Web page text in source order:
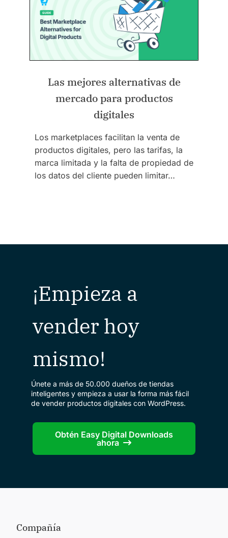
Las mejores alternativas de
mercado para productos
digitales
Los marketplaces facilitan la venta de
productos digitales, pero las tarifas, la
marca limitada y la falta de propiedad de
los datos del cliente pueden limitar…
¡Empieza a
vender hoy
mismo!
Únete a más de 50.000 dueños de tiendas
inteligentes y empieza a usar la forma más fácil
de vender productos digitales con WordPress.
Obtén Easy Digital Downloads
ahora
Compañía